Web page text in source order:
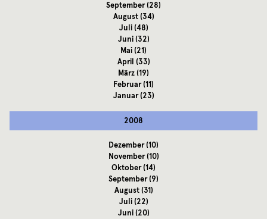
September(28)
August(34)
Juli(48)
Juni(32)
Mai(21)
April (33)
März(19)
Februar(11)
Januar(23)
2008
Dezember(10)
November(10)
Oktober(14)
September(9)
August(31)
Juli(22)
Juni(20)